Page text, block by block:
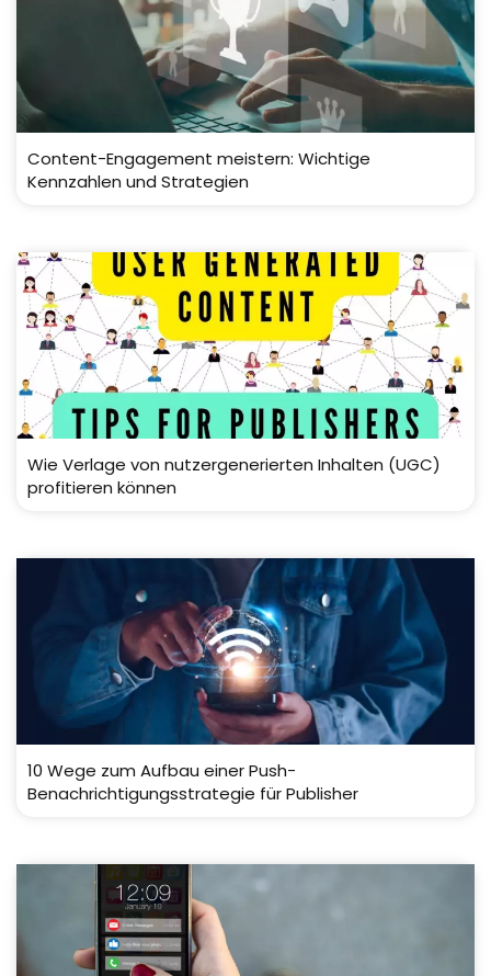
Content-Engagement meistern: Wichtige
Kennzahlen und Strategien
Wie Verlage von nutzergenerierten Inhalten (UGC)
profitieren können
10 Wege zum Aufbau einer Push-
Benachrichtigungsstrategie für Publisher